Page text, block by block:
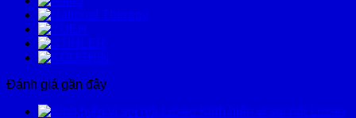
Đánh giá gần đây
Kính hiển vi soi nổi Luxeo